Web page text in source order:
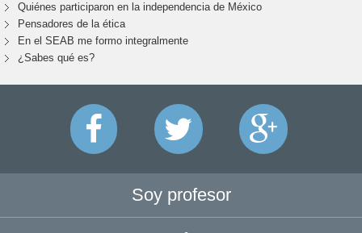
Quiénes participaron en la independencia de México
Pensadores de la ética
En el SEAB me formo integralmente
¿Sabes qué es?
Soy profesor